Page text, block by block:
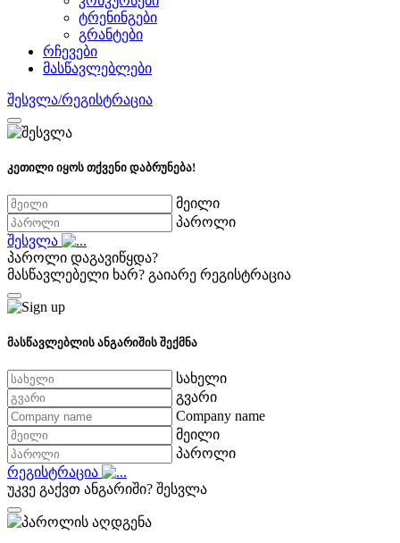
ტრენინგები
გრანტები
რჩევები
მასწავლებლები
შესვლა/რეგისტრაცია
კეთილი იყოს თქვენი დაბრუნება!
მეილი
პაროლი
შესვლა
პაროლი დაგავიწყდა?
მასწავლებელი ხარ? გაიარე რეგისტრაცია
მასწავლებლის ანგარიშის შექმნა
სახელი
გვარი
Company name
მეილი
პაროლი
რეგისტრაცია
უკვე გაქვთ ანგარიში? შესვლა